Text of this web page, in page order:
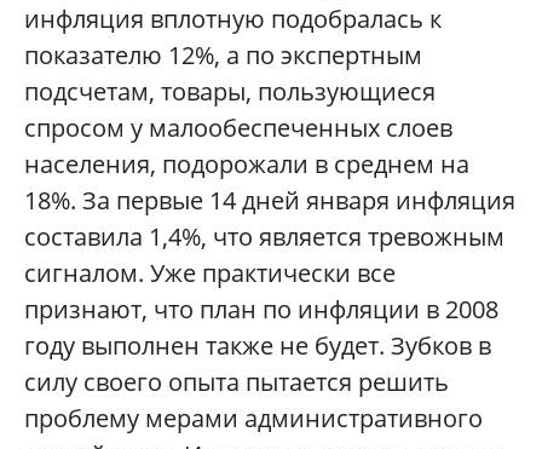
инфляция вплотную подобралась к
показателю 12%, а по экспертным
подсчетам, товары, пользующиеся
спросом у малообеспеченных слоев
населения, подорожали в среднем на
18%. За первые 14 дней января инфляция
составила 1,4%, что является тревожным
сигналом. Уже практически все
признают, что план по инфляции в 2008
году выполнен также не будет. Зубков в
силу своего опыта пытается решить
проблему мерами административного